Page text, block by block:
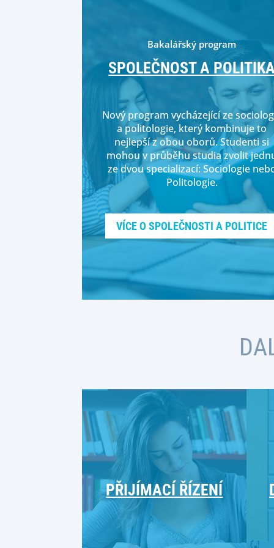
Bakalářský program
SPOLEČNOST A
Nový program vycházející ze
a politologie, který kombinuje to
nejlepší z obou oborů. Studenti si
mohou v průběhu studia zvolit
ze dvou specializací: Sociologie
Politologie.
VÍCE O SPOLEČNOSTI A POLITICE
PŘIJÍMACÍ ŘÍZENÍ